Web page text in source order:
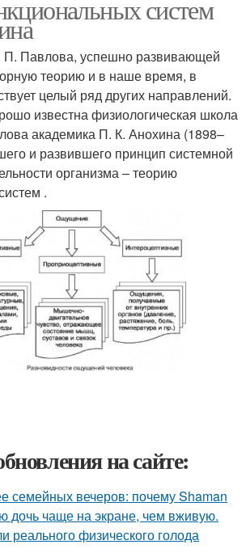
систем
Павлова, успешно развивающей
теорию и в наше время, в
целый ряд других направлений.
известна физиологическая школа
академика П. К. Анохина (1898–
и развившего принцип системной
организма – теорию
.
на сайте:
семейных вечеров: почему Shaman
дочь чаще на экране, чем вживую.
реального физического голода